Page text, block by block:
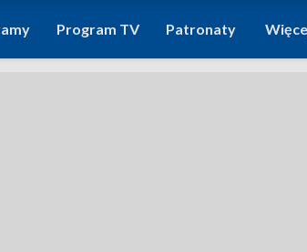
Program TV Patronaty